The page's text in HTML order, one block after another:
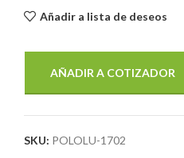
Añadir a lista de deseos
AÑADIR A COTIZADOR
SKU: POLOLU-1702